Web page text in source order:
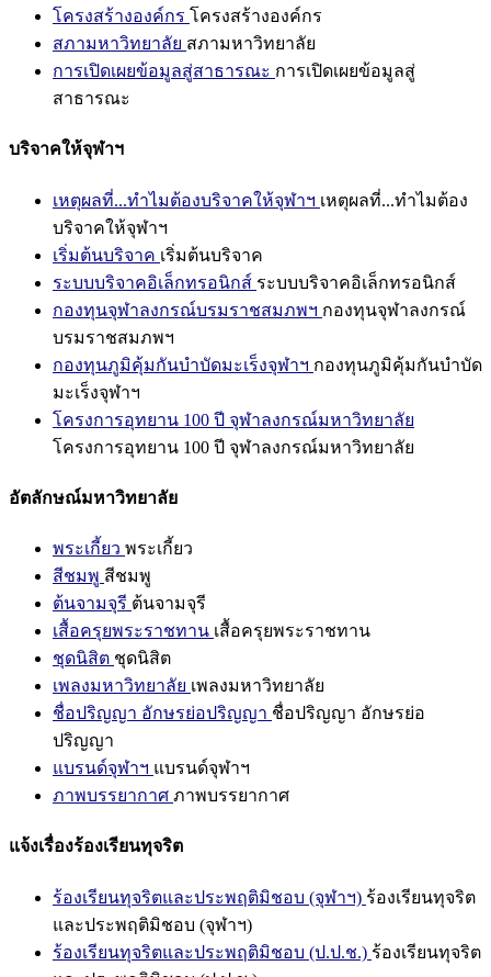
โครงสร้างองค์กร โครงสร้างองค์กร
สภามหาวิทยาลัย สภามหาวิทยาลัย
การเปิดเผยข้อมูลสู่สาธารณะ การเปิดเผยข้อมูลสู่
สาธารณะ
บริจาคให้จุฬาฯ
เหตุผลที่...ทำไมต้องบริจาคให้จุฬาฯ เหตุผลที่...ทำไมต้อง
บริจาคให้จุฬาฯ
เริ่มต้นบริจาค เริ่มต้นบริจาค
ระบบบริจาคอิเล็กทรอนิกส์ ระบบบริจาคอิเล็กทรอนิกส์
กองทุนจุฬาลงกรณ์บรมราชสมภพฯ กองทุนจุฬาลงกรณ์
บรมราชสมภพฯ
กองทุนภูมิคุ้มกันบำบัดมะเร็งจุฬาฯ กองทุนภูมิคุ้มกันบำบัด
มะเร็งจุฬาฯ
โครงการอุทยาน 100 ปี จุฬาลงกรณ์มหาวิทยาลัย
โครงการอุทยาน 100 ปี จุฬาลงกรณ์มหาวิทยาลัย
อัตลักษณ์มหาวิทยาลัย
พระเกี้ยว พระเกี้ยว
สีชมพู สีชมพู
ต้นจามจุรี ต้นจามจุรี
เสื้อครุยพระราชทาน เสื้อครุยพระราชทาน
ชุดนิสิต ชุดนิสิต
เพลงมหาวิทยาลัย เพลงมหาวิทยาลัย
ชื่อปริญญา อักษรย่อปริญญา ชื่อปริญญา อักษรย่อ
ปริญญา
แบรนด์จุฬาฯ แบรนด์จุฬาฯ
ภาพบรรยากาศ ภาพบรรยากาศ
แจ้งเรื่องร้องเรียนทุจริต
ร้องเรียนทุจริตและประพฤติมิชอบ (จุฬาฯ) ร้องเรียนทุจริต
และประพฤติมิชอบ (จุฬาฯ)
ร้องเรียนทุจริตและประพฤติมิชอบ (ป.ป.ช.) ร้องเรียนทุจริต